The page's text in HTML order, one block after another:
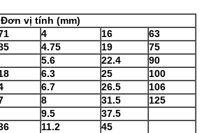
Đơn vị tính (mm)
4 16
63
4.75 19
75
5.6 22.4
90
6.3 25
100
6.7 26.5
106
8 31.5
125
9.5
37.5
11.2
45